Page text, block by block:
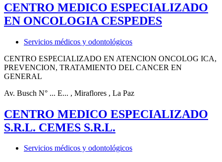
CENTRO MEDICO ESPECIALIZADO
EN ONCOLOGIA CESPEDES
Servicios médicos y odontológicos
CENTRO ESPECIALIZADO EN ATENCION ONCOLOG ICA,
PREVENCION, TRATAMIENTO DEL CANCER EN
GENERAL
Av. Busch N° ... E... , Miraflores , La Paz
CENTRO MEDICO ESPECIALIZADO
S.R.L. CEMES S.R.L.
Servicios médicos y odontológicos